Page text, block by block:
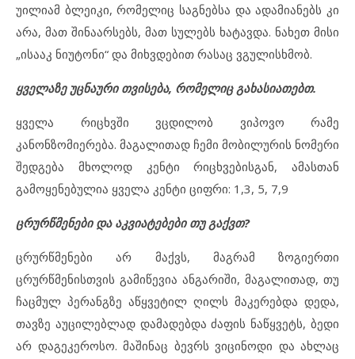
უილიამ ბლეიკი, რომელიც საგნებსა და ადამიანებს კი
არა, მათ შინაარსებს, მათ სულებს ხატავდა. ნახეთ მისი
„ისააკ ნიუტონი“ და მიხვდებით რასაც ვგულისხმობ.
ყველაზე უცნაური თვისება, რომელიც გახასიათებთ.
ყველა რიცხვში ვცდილობ ვიპოვო რამე
კანონზომიერება. მაგალითად ჩემი მობილურის ნომერი
შედგება მხოლოდ კენტი რიცხვებისგან, ამასთან
გამოყენებულია ყველა კენტი ციფრი: 1,3, 5, 7,9
ცრურწმენები და აკვიატებები თუ გაქვთ?
ცრურწმენები არ მაქვს, მაგრამ ზოგიერთი
ცრურწმენისთვის გამიწევია ანგარიში, მაგალითად, თუ
ჩაცმულ პერანგზე აწყვეტილ ღილს მაკერებდა დედა,
თავზე აუცილებლად დამადებდა ძაფის ნაწყვეტს, ბედი
არ დაგეკეროსო. მაშინაც ბევრს ვიცინოდი და ახლაც